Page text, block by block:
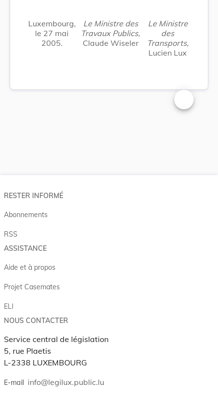
Luxembourg,
le 27 mai
2005.
Le Ministre des
Travaux Publics,
Claude Wiseler
Le Ministre
des
Transports,
Lucien Lux
Changer la
RESTER INFORMÉ
Abonnements
RSS
ASSISTANCE
Aide et à propos
Projet Casemates
ELI
NOUS CONTACTER
Service central de législation
5, rue Plaetis
L-2338 LUXEMBOURG
E-mail info@legilux.public.lu